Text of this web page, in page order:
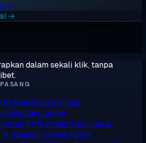
→
→
dalam sekali klik, tanpa
RouterOS di cloud
hosting ringan
Kernel VPN modern dan cepat
4 Standar trading Forex